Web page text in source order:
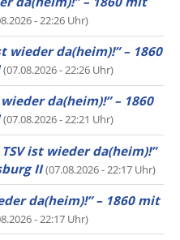
- 22:26 Uhr)
wieder da(heim)!” – 1860
(07.08.2026 - 22:26 Uhr)
wieder da(heim)!” – 1860
(07.08.2026 - 22:21 Uhr)
TSV ist wieder da(heim)!”
II (07.08.2026 - 22:17 Uhr)
da(heim)!” – 1860 mit
- 22:17 Uhr)